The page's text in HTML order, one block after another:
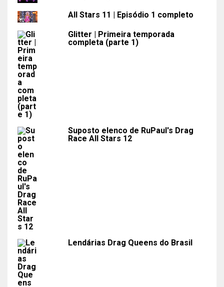
All Stars 11 | Episódio 1 completo
Glitter | Primeira temporada
completa (parte 1)
Suposto elenco de RuPaul's Drag
Race All Stars 12
Lendárias Drag Queens do Brasil